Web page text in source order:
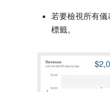
若要檢視所有
標籤。